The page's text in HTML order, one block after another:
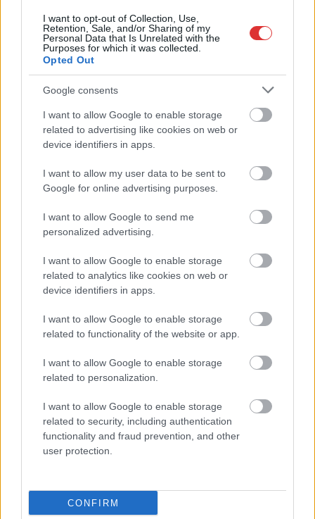
I want to opt-out of Collection, Use,
Retention, Sale, and/or Sharing of my
Personal Data that Is Unrelated with the
Purposes for which it was collected.
Opted Out
Google consents
I want to allow Google to enable storage
related to advertising like cookies on web or
device identifiers in apps.
I want to allow my user data to be sent to
Google for online advertising purposes.
I want to allow Google to send me
personalized advertising.
I want to allow Google to enable storage
related to analytics like cookies on web or
device identifiers in apps.
I want to allow Google to enable storage
related to functionality of the website or app.
I want to allow Google to enable storage
related to personalization.
I want to allow Google to enable storage
related to security, including authentication
functionality and fraud prevention, and other
user protection.
CONFIRM
ezelőtti árvíz idején és így most – fotógyűjtemény
ugyanazokból a szögekből
Ilyenek eddig a tapasztalatok a vendégektől – a hőhullám
miatt ingyenes a strandolás Szolnokon
megint visszatér a forróság, újra rekkenő hőség jön, akár 38
fokokkal
többsége szakszerűen már nem ápolható
a Paraméter közös riportfilmje a Sajó szennyezéséről
Csángó Fesztivál
Meghosszabbított hőségriasztás és vízkorlátozások, a
Átszervezi működését az osztrák óriáscég, Szolnok is érintett
kisújszállási lakos ellen emeltek vádat
Vízitraffipax a Tisza-tavon: mostantól senki sem úszhatja meg
a száguldozást
Szolnokra is megérkezik a nyár eddigi legkeményebb napja
Elérhetőség